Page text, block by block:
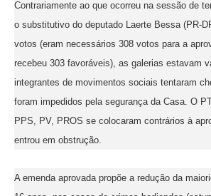
Contrariamente ao que ocorreu na sessão de
o substitutivo do deputado Laerte Bessa (PR-
votos (eram necessários 308 votos para a
recebeu 303 favoráveis), as galerias estavam
integrantes de movimentos sociais tentaram
foram impedidos pela segurança da Casa. O
PPS, PV, PROS se colocaram contrários à
entrou em obstrução.
A emenda aprovada propõe a redução da